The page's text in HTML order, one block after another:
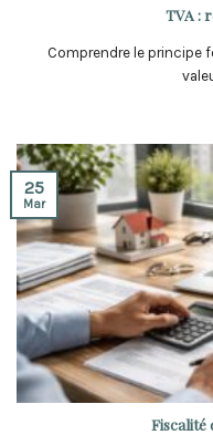
TVA :
Comprendre le principe
Fiscalité
25
Mar